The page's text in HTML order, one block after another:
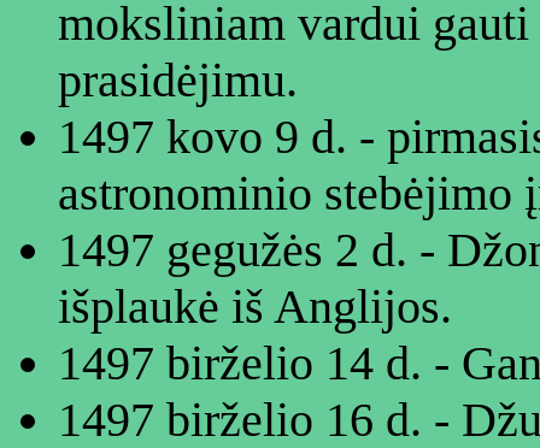
moksliniam vardui
prasidėjimu.
1497 kovo 9 d. -
astronominio stebėjimo
1497 gegužės 2 d. -
išplaukė iš Anglijos.
1497 birželio 14 d. -
1497 birželio 16 d. -